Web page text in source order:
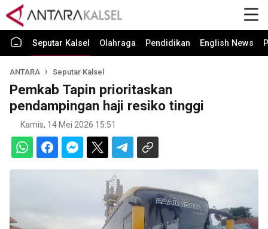
Seputar Kalsel Olahraga Pendidikan English News
ANTARA Seputar Kalsel
Pemkab Tapin prioritaskan
pendampingan haji resiko tinggi
Kamis, 14 Mei 2026 15:51